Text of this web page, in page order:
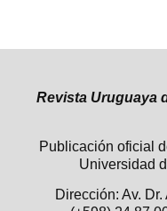
Revista Uruguaya
Publicación oficial
Universidad
Dirección: Av.